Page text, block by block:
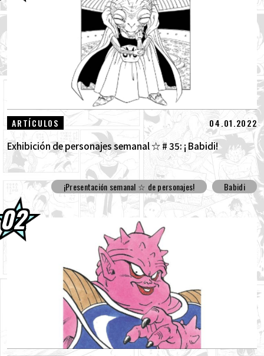
03.08.2026
¡Super Saiyan Goku se une a la serie BLOOD
OF SAIYANS !
01.08.2026
¡Los packs de avance de Dragon Ball Super
Divers: La Batalla de los Saiyajin ya están...
30.07.2026
DRAGON BALL: ¡Sparking! ¡Llega el nuevo
DLC NEO de ZERO que rompe todos los...
ARTÍCULOS 04.01.2022
Exhibición de personajes semanal ☆ # 35: ¡ Babidi!
¡Presentación semanal ☆ de personajes! Babidi